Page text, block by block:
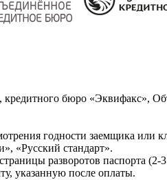
бюро «Эквифакс»,
годности заемщика или
«Русский стандарт».
разворотов паспорта
указанную после оплаты.